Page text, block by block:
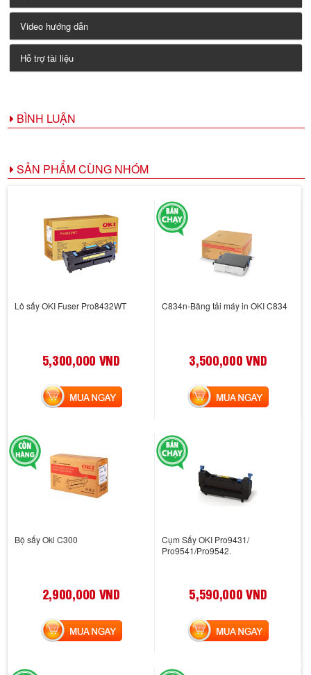
Video hướng dẫn
Hỗ trợ tài liệu
BÌNH LUẬN
SẢN PHẨM CÙNG NHÓM
Lô sấy OKI Fuser Pro8432WT
5,300,000 VND
MUA NGAY
C834n-Băng tải máy in OKI C834
3,500,000 VND
MUA NGAY
Bộ sấy Oki C300
2,900,000 VND
MUA NGAY
Cụm Sấy OKI Pro9431/
Pro9541/Pro9542.
5,590,000 VND
MUA NGAY